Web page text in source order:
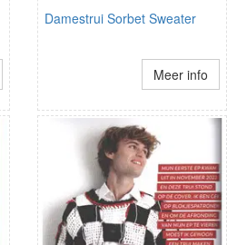
Damestrui Sorbet Sweater
Meer info